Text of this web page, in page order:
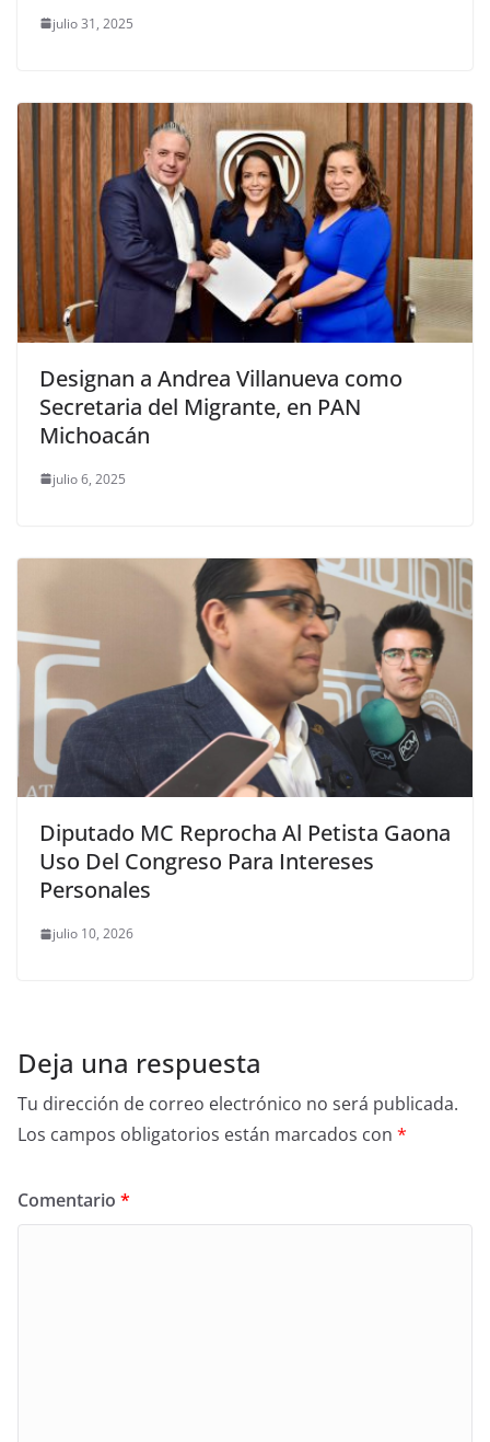
julio 31, 2025
Designan a Andrea Villanueva como
Secretaria del Migrante, en PAN
Michoacán
julio 6, 2025
Diputado MC Reprocha Al Petista Gaona
Uso Del Congreso Para Intereses
Personales
julio 10, 2026
Deja una respuesta
Tu dirección de correo electrónico no será publicada.
Los campos obligatorios están marcados con *
Comentario *